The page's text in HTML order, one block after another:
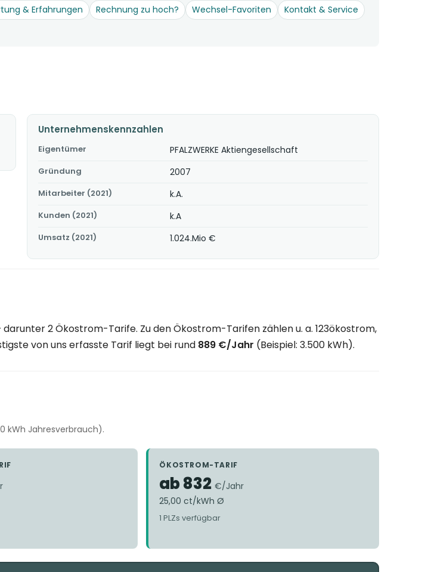
& Erfahrungen Rechnung zu hoch? Wechsel-Favoriten
Kontakt & Service
Unternehmenskennzahlen
Eigentümer PFALZWERKE Aktiengesellschaft
Gründung 2007
Mitarbeiter (2021) k.A.
Kunden (2021) k.A
Umsatz (2021) 1.024.Mio €
– darunter 2 Ökostrom-Tarife. Zu den Ökostrom-Tarifen zählen u. a. 123ökostrom,
von uns erfasste Tarif liegt bei rund 889 €/Jahr (Beispiel: 3.500 kWh).
kWh Jahresverbrauch).
ÖKOSTROM-TARIF
ab 832€/Jahr
25,00 ct/kWh Ø
1 PLZs verfügbar